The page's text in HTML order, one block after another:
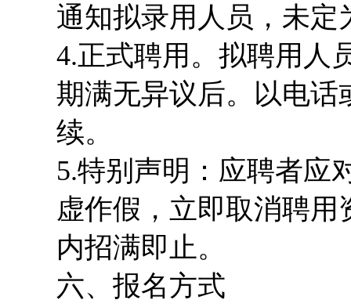
通知拟录用人员，未
4.正式聘用。拟聘用人
期满无异议后。以电话
续。
5.特别声明：应聘者应
虚作假，立即取消聘
内招满即止。
六、报名方式